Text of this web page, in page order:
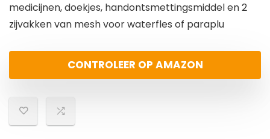
medicijnen, doekjes, handontsmettingsmiddel en 2
zijvakken van mesh voor waterfles of paraplu
CONTROLEER OP AMAZON